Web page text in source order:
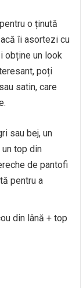
o ținută
îi asortezi cu
obține un look
poți
satin, care
sau bej, un
top din
de pantofi
pentru a
din lână + top